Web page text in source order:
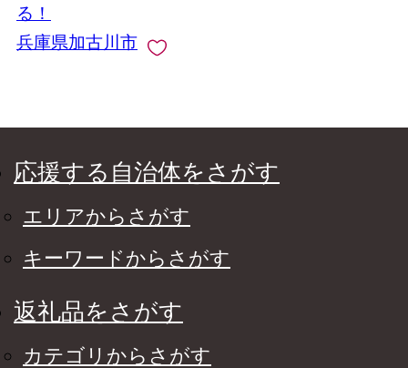
ック おすすめ 800g ふ
るさと納税 牛タン薄
切り 加古川市 》
る！
兵庫県加古川市
応援する自治体をさがす
エリアからさがす
キーワードからさがす
返礼品をさがす
カテゴリからさがす